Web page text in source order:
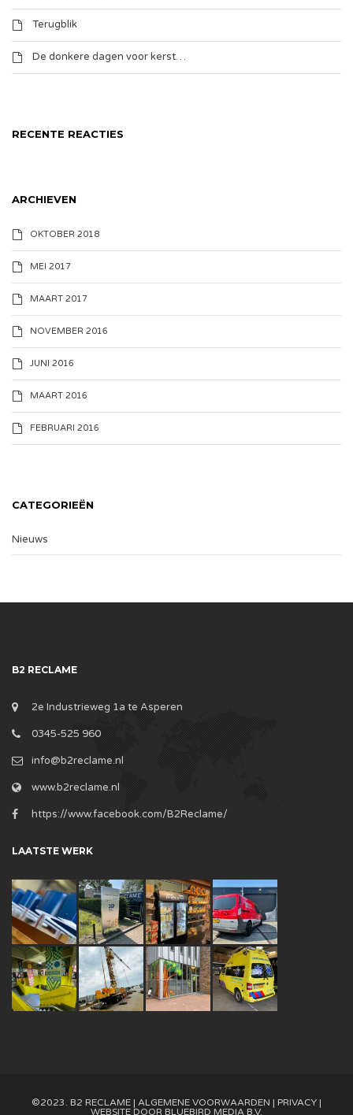
Terugblik
De donkere dagen voor kerst…
RECENTE REACTIES
ARCHIEVEN
OKTOBER 2018
MEI 2017
MAART 2017
NOVEMBER 2016
JUNI 2016
MAART 2016
FEBRUARI 2016
CATEGORIEËN
Nieuws
B2 RECLAME
2e Industrieweg 1a te Asperen
0345-525 960
info@b2reclame.nl
www.b2reclame.nl
https://www.facebook.com/B2Reclame/
LAATSTE WERK
©2023. B2 RECLAME | ALGEMENE VOORWAARDEN | PRIVACY |
WEBSITE DOOR BLUEBIRD MEDIA B.V.